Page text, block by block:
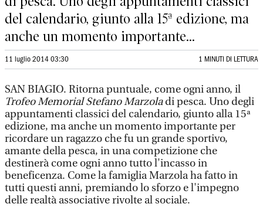
del calendario, giunto alla 15ª edizione, ma
anche un momento importante...
11 luglio 2014 03:30 1 MINUTI DI LETTURA
SAN BIAGIO. Ritorna puntuale, come ogni anno, il
Trofeo Memorial Stefano Marzoladi pesca. Uno degli
appuntamenti classici del calendario, giunto alla 15ª
edizione, ma anche un momento importante per
ricordare un ragazzo che fu un grande sportivo,
amante della pesca, in una competizione che
destinerà come ogni anno tutto l'incasso in
beneficenza. Come la famiglia Marzola ha fatto in
tutti questi anni, premiando lo sforzo e l'impegno
delle realtà associative rivolte al sociale.